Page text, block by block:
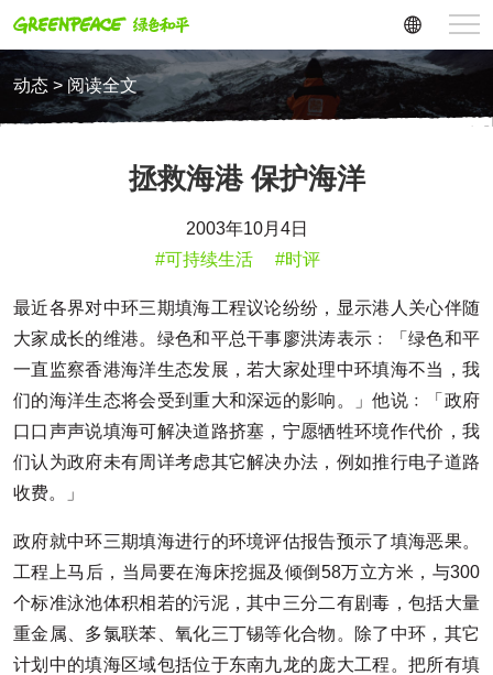
动态 > 阅读全文
拯救海港 保护海洋
2003年10月4日
#可持续生活
#时评
最近各界对中环三期填海工程议论纷纷，显示港人关心伴随
大家成长的维港。绿色和平总干事廖洪涛表示﹕「绿色和平
一直监察香港海洋生态发展，若大家处理中环填海不当，我
们的海洋生态将会受到重大和深远的影响。」他说﹕「政府
口口声声说填海可解决道路挤塞，宁愿牺牲环境作代价，我
们认为政府未有周详考虑其它解决办法，例如推行电子道路
收费。」
政府就中环三期填海进行的环境评估报告预示了填海恶果。
工程上马后，当局要在海床挖掘及倾倒58万立方米，与300
个标准泳池体积相若的污泥，其中三分二有剧毒，包括大量
重金属、多氯联苯、氧化三丁锡等化合物。除了中环，其它
计划中的填海区域包括位于东南九龙的庞大工程。把所有填